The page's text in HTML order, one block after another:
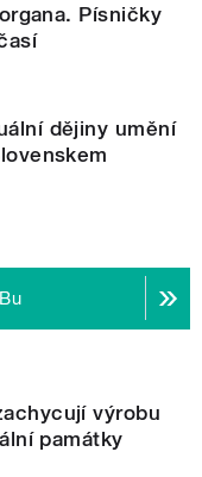
Písničky
dějiny umění
výrobu
památky